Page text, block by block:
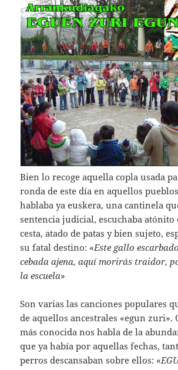
Bien lo recoge aquella copla usada
ronda de este día en aquellos
hablaba ya euskera, una cantinela
sentencia judicial, escuchaba atónito
cesta, atado de patas y bien sujeto,
su fatal destino: «Este gallo
cebada ajena, aquí morirás traidor,
la escuela»
Son varias las canciones populares
de aquellos ancestrales «egun zuri».
más conocida nos habla de la
que ya había por aquellas fechas,
perros descansaban sobre ellos: «